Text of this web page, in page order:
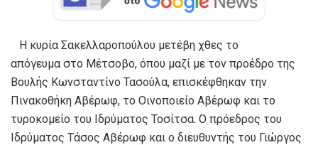
Η κυρία Σακελλαροπούλου μετέβη χθες το
απόγευμα στο Μέτσοβο, όπου μαζί με τον προέδρο της
Βουλής Κωνσταντίνο Τασούλα, επισκέφθηκαν την
Πινακοθήκη Αβέρωφ, το Οινοποιείο Αβέρωφ και το
τυροκομείο του Ιδρύματος Τοσίτσα. Ο πρόεδρος του
Ιδρύματος Τάσος Αβέρωφ και ο διευθυντής του Γιώργος